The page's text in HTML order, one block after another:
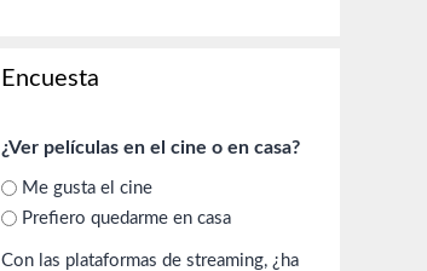
Encuesta
¿Ver películas en el cine o en casa?
Me gusta el cine
Prefiero quedarme en casa
Con las plataformas de streaming, ¿ha